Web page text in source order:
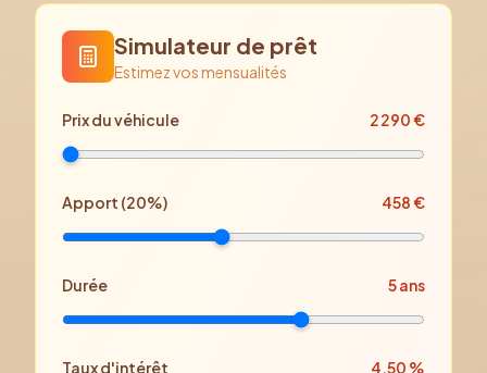
Simulateur de prêt
Estimez vos mensualités
Prixdu véhicule 2 290€
Apport (20%) 458€
Durée 5ans
Taux d'intérêt 4.50 %